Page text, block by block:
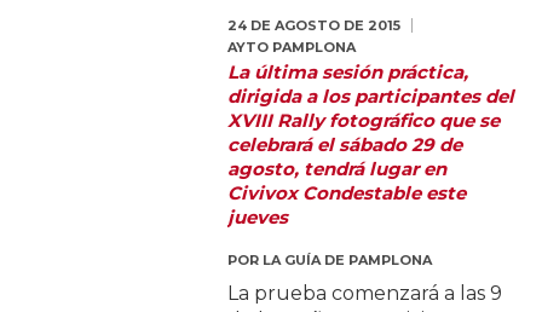
24 DE AGOSTO DE 2015
AYTO PAMPLONA
La última sesión práctica,
dirigida a los participantes del
XVIII Rally fotográfico que se
celebrará el sábado 29 de
agosto, tendrá lugar en
Civivox Condestable este
jueves
POR LA GUÍA DE PAMPLONA
La prueba comenzará a las 9